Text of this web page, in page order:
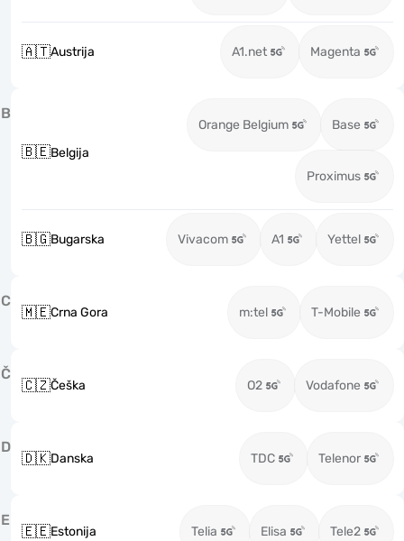
🇦🇹Austrija A1.net Magenta
B
🇧🇪Belgija
Orange Belgium Base
Proximus
🇧🇬Bugarska Vivacom A1 Yettel
C
🇲🇪Crna Gora m:tel T-Mobile
Č
🇨🇿Češka O2 Vodafone
D
🇩🇰Danska TDC Telenor
E
🇪🇪Estonija Telia Elisa Tele2